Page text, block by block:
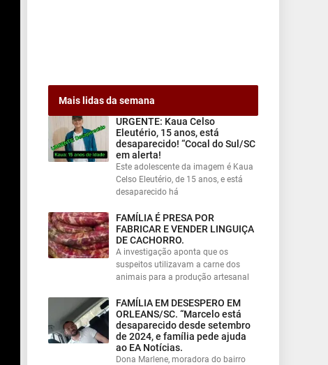
Mais lidas da semana
URGENTE: Kaua Celso
Eleutério, 15 anos, está
desaparecido! “Cocal do Sul/SC
em alerta!
Este adolescente da imagem é Kaua
Celso Eleutério, de 15 anos, e está
desaparecido há
FAMÍLIA É PRESA POR
FABRICAR E VENDER LINGUIÇA
DE CACHORRO.
A investigação aponta que os
suspeitos utilizavam a carne dos
animais para a produção artesanal
FAMÍLIA EM DESESPERO EM
ORLEANS/SC. “Marcelo está
desaparecido desde setembro
de 2024, e família pede ajuda
ao EA Notícias.
Dona Marlene, moradora do bairro